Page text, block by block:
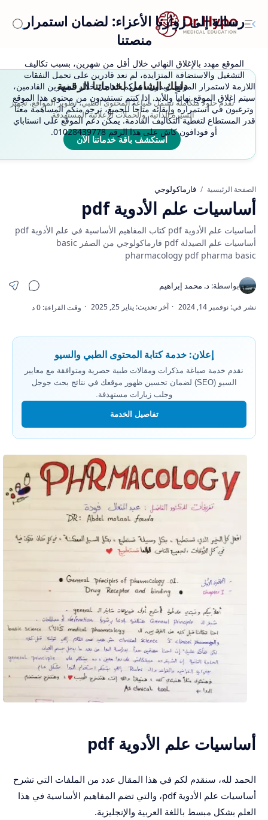
رسالة إلى زوارنا الأعزاء: لضمان استمرار
منصتنا
الموقع مهدد بالإغلاق النهائي خلال أقل من شهرين، بسبب تكاليف
التشغيل والاستضافة المتزايدة، لم نعد قادرين على تحمل النفقات
اللازمة لاستمرار الموقع. وبدون دعمكم العاجل خلال الشهرين القادمين،
سيتم إغلاق الموقع نهائياً وللأبد. إذا كنتم تستفيدون من محتوى هذا الموقع
وترغبون في استمراره وإبقائه متاحاً للجميع، نرجو منكم المساهمة معنا
قدر المستطاع لتغطية التكاليف القادمة. يمكن دعم الموقع على انستاباي
أو فودافون كاش على هذا الرقم 01028439778.
دليلك الشامل لخدماتنا الرقمية
نقدم حلولاً متكاملة تشمل صياغة المحتوى الطبي، تطوير المواقع، تجهيز
السيرة الذاتية، والحملات الإعلانية المستهدفة.
استكشف باقة خدماتنا الآن
الصفحة الرئيسية فارماكولوجي
أساسيات علم الأدوية pdf
أساسيات علم الأدوية pdf كتاب المفاهيم الأساسية في علم الأدوية pdf
أساسيات علم الصيدلة pdf فارماكولوجي من الصفر basic
pharmacology pdf pharma basic
إعلان: خدمة كتابة المحتوى الطبي والسيو
نقدم خدمة صياغة مذكرات ومقالات طبية حصرية ومتوافقة مع معايير
السيو (SEO) لضمان تحسين ظهور موقعك في نتائج بحث جوجل
وجلب زيارات مستهدفة.
تفاصيل الخدمة
أساسيات علم الأدوية pdf
الحمد لله، سنقدم لكم في هذا المقال عدد من الملفات التي تشرح
أساسيات علم الأدوية pdf، والتي تضم المفاهيم الأساسية في هذا
العلم بشكل مبسط باللغة العربية والإنجليزية.